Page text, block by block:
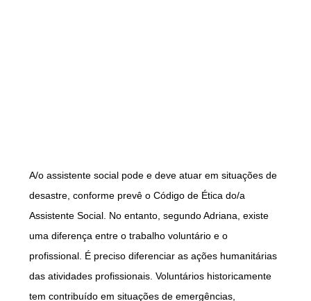
A/o assistente social pode e deve atuar em situações de
desastre, conforme prevê o Código de Ética do/a
Assistente Social. No entanto, segundo Adriana, existe
uma diferença entre o trabalho voluntário e o
profissional. É preciso diferenciar as ações humanitárias
das atividades profissionais. Voluntários historicamente
tem contribuído em situações de emergências,